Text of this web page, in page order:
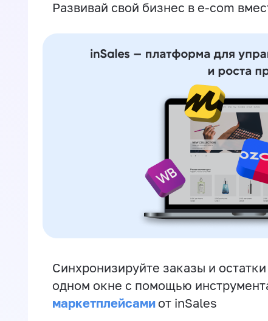
Развивай свой бизнес в e-com
Синхронизируйте заказы и
одном окне с помощью
маркетплейсами от inSales